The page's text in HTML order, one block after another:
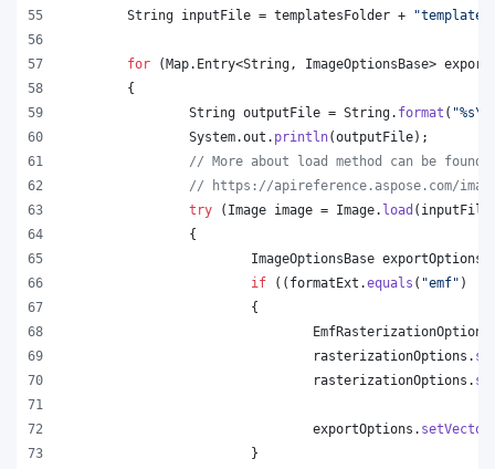
String inputFile = templatesFolder +
for (Map. Entry<String , ImageOptionsBase>
	{
String outputFile = String. format ( "%s\\
System.out . println(outputFile);
// More about load method can be found
// https://apireference.aspose.com/
try ( Image image = Image. load ( inputFile
		{
ImageOptionsBase exportOptions
if (( formatExt .equals ( "emf" )
			{
EmfRasterizationOptions
rasterizationOptions .
rasterizationOptions .
exportOptions .
			}